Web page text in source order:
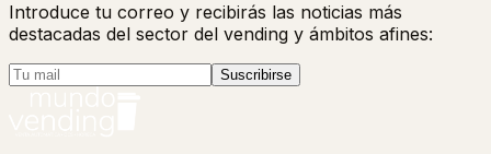
Introduce tu correo y recibirás las noticias más
destacadas del sector del vending y ámbitos afines:
Suscribirse